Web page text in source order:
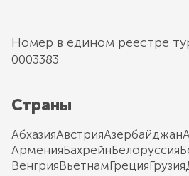
Номер в едином реестре
0003383
Страны
АбхазияАвстрияАзербайджан
АрменияБахрейнБелоруссия
ВенгрияВьетнамГрецияГрузия